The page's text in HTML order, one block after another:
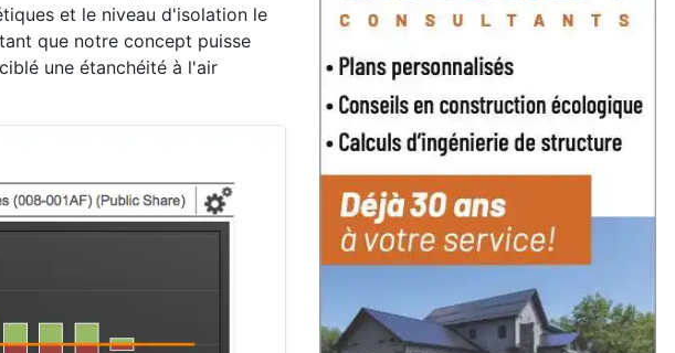
et le niveau d'isolation le
que notre concept puisse
une étanchéité à l'air